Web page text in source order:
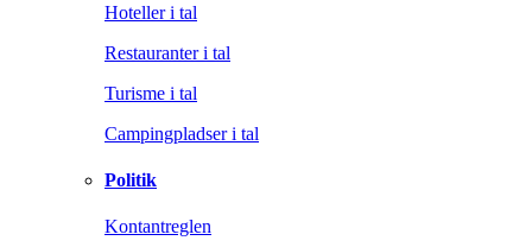
Hoteller i tal
Restauranter i tal
Turisme i tal
Campingpladser i tal
Politik
Kontantreglen